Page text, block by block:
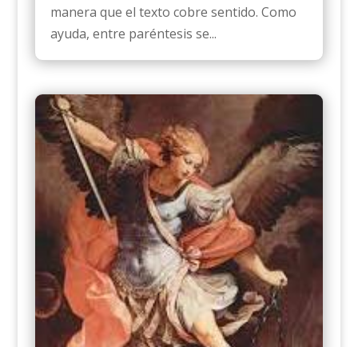
manera que el texto cobre sentido. Como
ayuda, entre paréntesis se...